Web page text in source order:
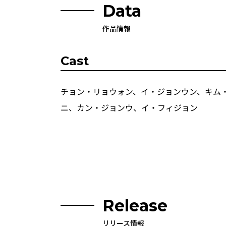
Data
作品情報
Cast
チョン・リョウォン、イ・ジョンウン、キム
ニ、カン・ジョンウ、イ・フィジョン
Release
リリース情報